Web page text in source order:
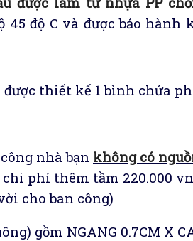
45 độ C và được bảo
thiết kế 1 bình chứa
nhà bạn không có
phí thêm tầm 220.000
cho ban công)
gồm NGANG 0.7CM X